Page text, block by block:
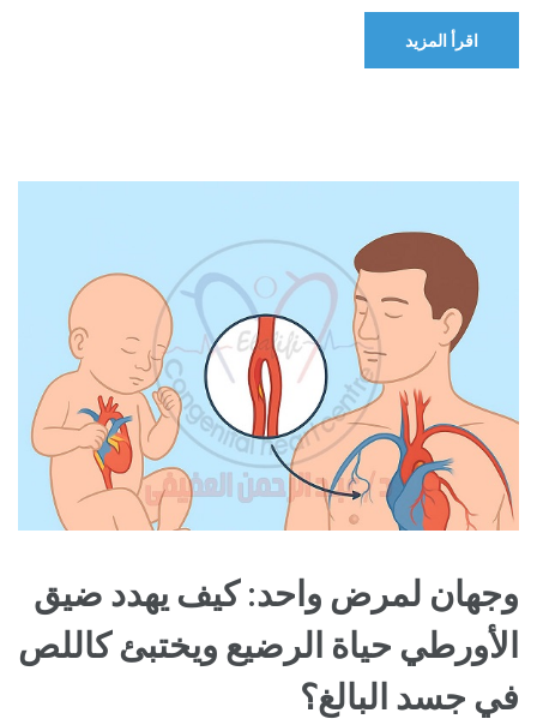
اقرأ المزيد
وجهان لمرض واحد: كيف يهدد ضيق
الأورطي حياة الرضيع ويختبئ كاللص
في جسد البالغ؟